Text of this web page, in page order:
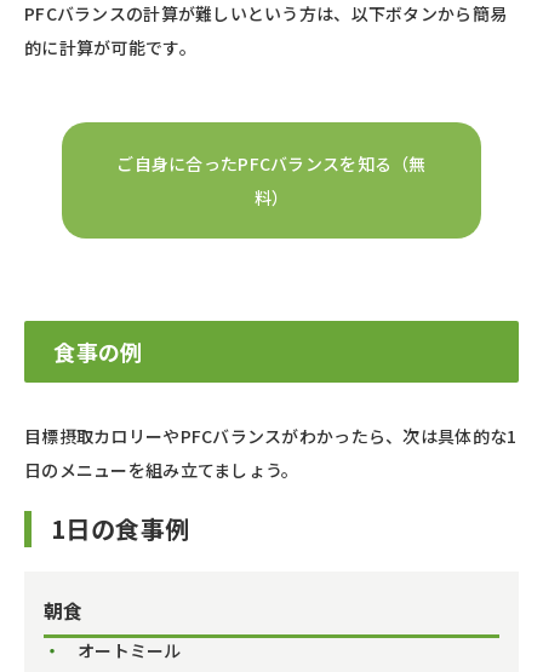
PFCバランスの計算が難しいという方は、以下ボタンから簡易
的に計算が可能です。
ご自身に合ったPFCバランスを知る（無
料）
食事の例
目標摂取カロリーやPFCバランスがわかったら、次は具体的な1
日のメニューを組み立てましょう。
1日の食事例
朝食
オートミール